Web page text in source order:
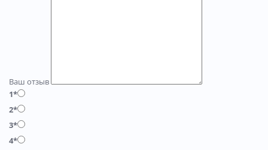
Ваш отзыв
1*
2*
3*
4*